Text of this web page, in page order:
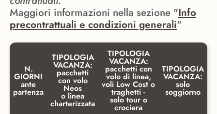
Maggiori informazioni nella sezione "Info
precontrattuali e condizioni generali"
N.
GIORNI
ante
partenza
TIPOLOGIA
VACANZA:
pacchetti
con volo
Neos
o linea
charterizzata
TIPOLOGIA
VACANZA:
pacchetti con
volo di linea,
voli Low Cost o
traghetti -
solo tour o
crociera
TIPOLOGIA
VACANZA:
solo
soggiorno